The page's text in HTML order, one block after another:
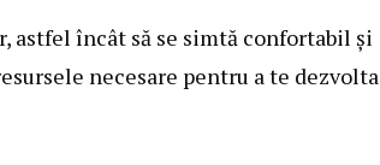
astfel încât să se simtă confortabil și
necesare pentru a te dezvolta